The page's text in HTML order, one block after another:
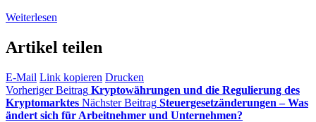
Weiterlesen
Artikel teilen
E-Mail Link kopieren Drucken
Vorheriger Beitrag Kryptowährungen und die Regulierung des
Kryptomarktes Nächster Beitrag Steuergesetzänderungen – Was
ändert sich für Arbeitnehmer und Unternehmen?